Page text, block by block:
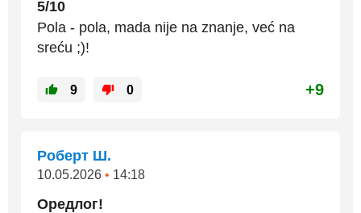
5/10
Pola - pola, mada nije na znanje, već na
sreću ;)!
9 0 +9
Роберт Ш.
10.05.2026 • 14:18
Оредлог!